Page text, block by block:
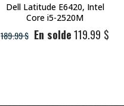
Dell Latitude E6420, Intel
Core i5-2520M
189.99 $ En solde119.99 $